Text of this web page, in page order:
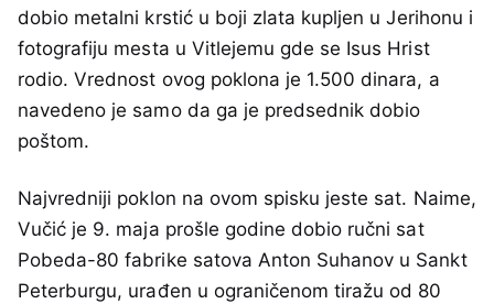
dobio metalni krstić u boji zlata kupljen u Jerihonu i
fotografiju mesta u Vitlejemu gde se Isus Hrist
rodio. Vrednost ovog poklona je 1.500 dinara, a
navedeno je samo da ga je predsednik dobio
poštom.
Najvredniji poklon na ovom spisku jeste sat. Naime,
Vučić je 9. maja prošle godine dobio ručni sat
Pobeda-80 fabrike satova Anton Suhanov u Sankt
Peterburgu, urađen u ograničenom tiražu od 80